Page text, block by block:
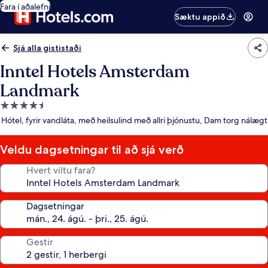
Fara í aðalefni
Sæktu appið
Sjá alla gististaði
Inntel Hotels Amsterdam
Landmark
4.5
stjörnu
Hótel, fyrir vandláta, með heilsulind með allri þjónustu, Dam torg nálægt
Veldu dagsetningar til að sjá verð
Hvert viltu fara?
Dagsetningar
Gestir